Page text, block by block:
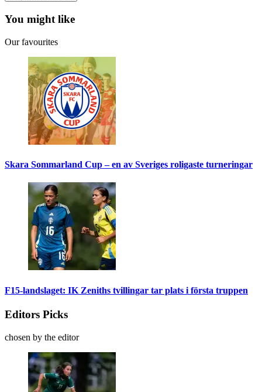
You might like
Our favourites
Skara Sommarland Cup – en av Sveriges roligaste turneringar
F15-landslaget: IK Zeniths tvillingar tar plats i första truppen
Editors Picks
chosen by the editor